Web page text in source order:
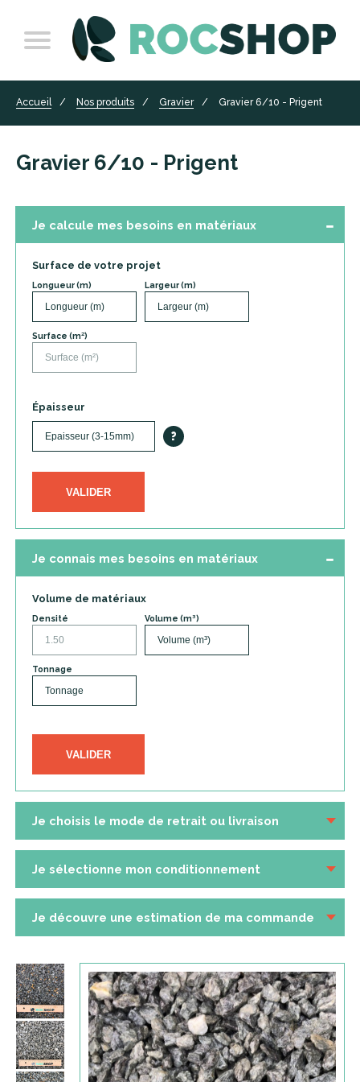
Accueil Nos produits Gravier Gravier 6/10 - Prigent
Gravier 6/10 - Prigent
Je calcule mes besoins en matériaux
Surface de votre projet
Longueur (m) Largeur (m)
Surface (m²)
Épaisseur
?
VALIDER
Je connais mes besoins en matériaux
Volume de matériaux
Densité Volume (m³)
Tonnage
VALIDER
Je choisis le mode de retrait ou livraison
Je sélectionne mon conditionnement
Je découvre une estimation de ma commande